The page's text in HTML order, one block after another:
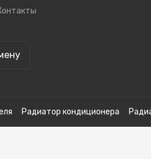
Радиатор кондиционера